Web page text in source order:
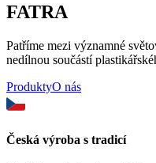
FATRA
Patříme mezi významné
nedílnou součástí
ProduktyO nás
Česká výroba s tradicí